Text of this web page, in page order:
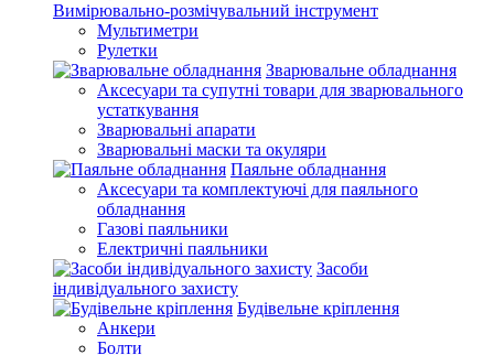
Вимірювально-розмічувальний інструмент
Мультиметри
Рулетки
Зварювальне обладнання
Аксесуари та супутні товари для зварювального
устаткування
Зварювальні апарати
Зварювальні маски та окуляри
Паяльне обладнання
Аксесуари та комплектуючі для паяльного
обладнання
Газові паяльники
Електричні паяльники
Засоби
індивідуального захисту
Будівельне кріплення
Анкери
Болти